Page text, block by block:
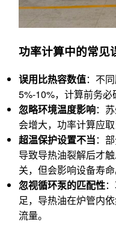
功率计算中的常见
误用比热容数值：不
5%-10%，计算前务必
忽略环境温度影响：
会增大，功率计算应
超温保护设置不当：
导致导热油裂解后才
关，但会影响设备寿命
忽视循环泵的匹配性
足，导热油在炉管内
流量。